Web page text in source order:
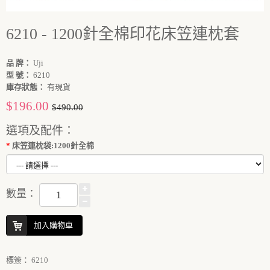
6210 - 1200針全棉印花床笠連枕套
品 牌： Uji
型 號： 6210
庫存狀態： 有現貨
$196.00 $490.00
選項及配件：
床笠連枕袋:1200針全棉
數量：
加入購物車
標簽： 6210